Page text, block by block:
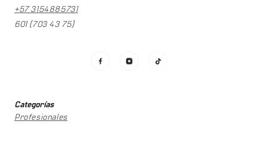
+57 3154885731
601 (703 43 75)
Categorías
Profesionales